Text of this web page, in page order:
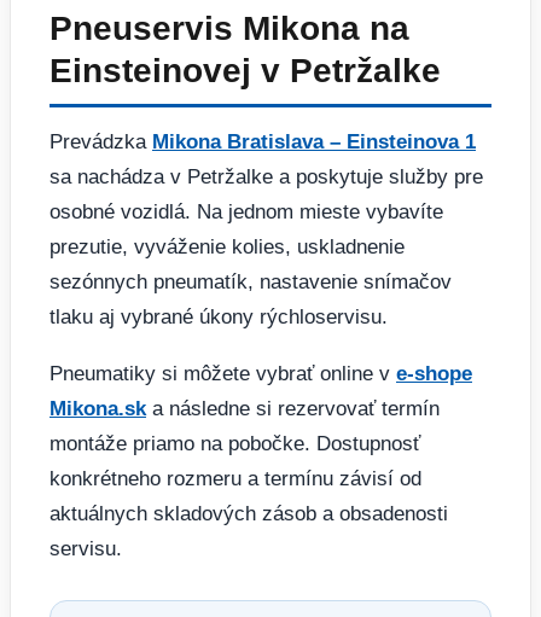
Pneuservis Mikona na
Einsteinovej v Petržalke
Prevádzka Mikona Bratislava – Einsteinova 1
sa nachádza v Petržalke a poskytuje služby pre
osobné vozidlá. Na jednom mieste vybavíte
prezutie, vyváženie kolies, uskladnenie
sezónnych pneumatík, nastavenie snímačov
tlaku aj vybrané úkony rýchloservisu.
Pneumatiky si môžete vybrať online v e-shope
Mikona.ska následne si rezervovať termín
montáže priamo na pobočke. Dostupnosť
konkrétneho rozmeru a termínu závisí od
aktuálnych skladových zásob a obsadenosti
servisu.